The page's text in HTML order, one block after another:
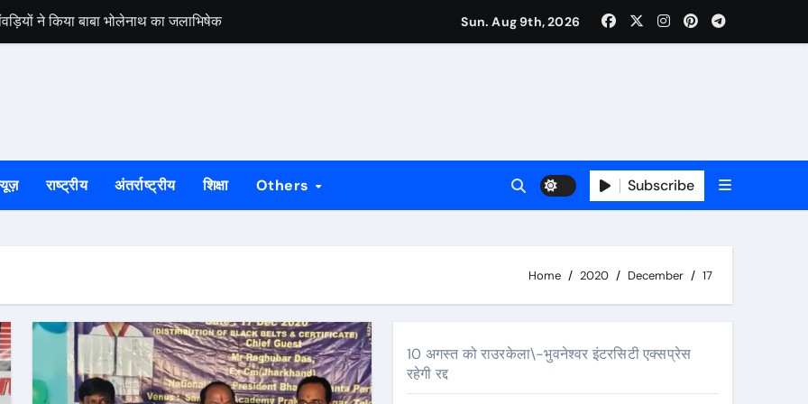
ने किया बाबा भोलेनाथ का जलाभिषेक
मांगू ईचागुटू और प्रतिका महतो रहे प्रथम
मना विश्व आदिवासी दिवस
से बरामद, गुवा पुलिस ने सकुशल लौटाया
दिलाई जूनियर पुरुष राष्ट्रीय हॉकी चैंपियनशिप की खिताबी जीत
17 किलो संदिग्ध मांस बरामद
शिविर, विशेषज्ञ चिकित्सकों ने दी परामर्श सेवा
एक्सप्रेस रहेगी रद्द
Sun. Aug 9th, 2026
राष्ट्रीय अंतर्राष्ट्रीय शिक्षा Others Subscribe
Home 2020 December 17
10 अगस्त को राउरकेला\-भुवनेश्वर इंटरसिटी एक्सप्रेस
रहेगी रद्द